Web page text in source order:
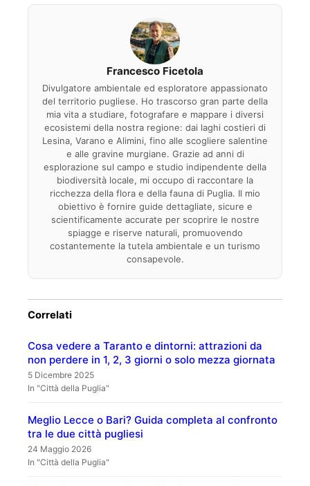
Francesco Ficetola
Divulgatore ambientale ed esploratore appassionato
del territorio pugliese. Ho trascorso gran parte della
mia vita a studiare, fotografare e mappare i diversi
ecosistemi della nostra regione: dai laghi costieri di
Lesina, Varano e Alimini, fino alle scogliere salentine
e alle gravine murgiane. Grazie ad anni di
esplorazione sul campo e studio indipendente della
biodiversità locale, mi occupo di raccontare la
ricchezza della flora e della fauna di Puglia. Il mio
obiettivo è fornire guide dettagliate, sicure e
scientificamente accurate per scoprire le nostre
spiagge e riserve naturali, promuovendo
costantemente la tutela ambientale e un turismo
consapevole.
Correlati
Cosa vedere a Taranto e dintorni: attrazioni da
non perdere in 1, 2, 3 giorni o solo mezza giornata
5 Dicembre 2025
In "Città della Puglia"
Meglio Lecce o Bari? Guida completa al confronto
tra le due città pugliesi
24 Maggio 2026
In "Città della Puglia"